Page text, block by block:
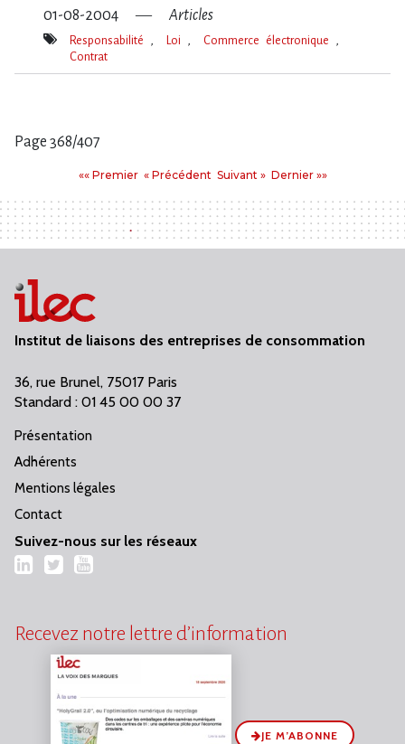
01-08-2004 Articles
Mot(s)-
Responsabilité Loi
Commerce électronique
Contrat
Page 368/407
«« PremierPremier
« PrécédentPrécédent
Suivant
Suivant » Dernier
Dernier »»
Institut de liaisons des entreprises de consommation
36, rue Brunel, 75017 Paris
Standard : 01 45 00 00 37
Présentation
Adhérents
Mentions légales
Contact
Suivez-nous sur les réseaux
LinkedIn
TwitterYouTube
Recevez notre lettre d’information
JE M’ABONNE